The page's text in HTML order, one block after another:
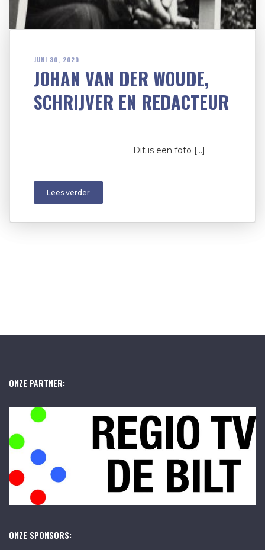
JUNI 30, 2020
JOHAN VAN DER WOUDE,
SCHRIJVER EN REDACTEUR
Dit is een foto […]
Lees verder
ONZE PARTNER:
ONZE SPONSORS: